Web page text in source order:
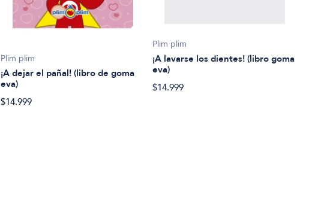
Plim plim
¡A dejar el pañal! (libro de goma
eva)
$14.999
Plim plim
¡A lavarse los dientes! (libro goma
eva)
$14.999